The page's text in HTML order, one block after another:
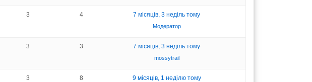
3 4 7 місяців, 3 неділь тому
Модератор
3 3 7 місяців, 3 неділь тому
mossytrail
3 8 9 місяців, 1 неділю тому